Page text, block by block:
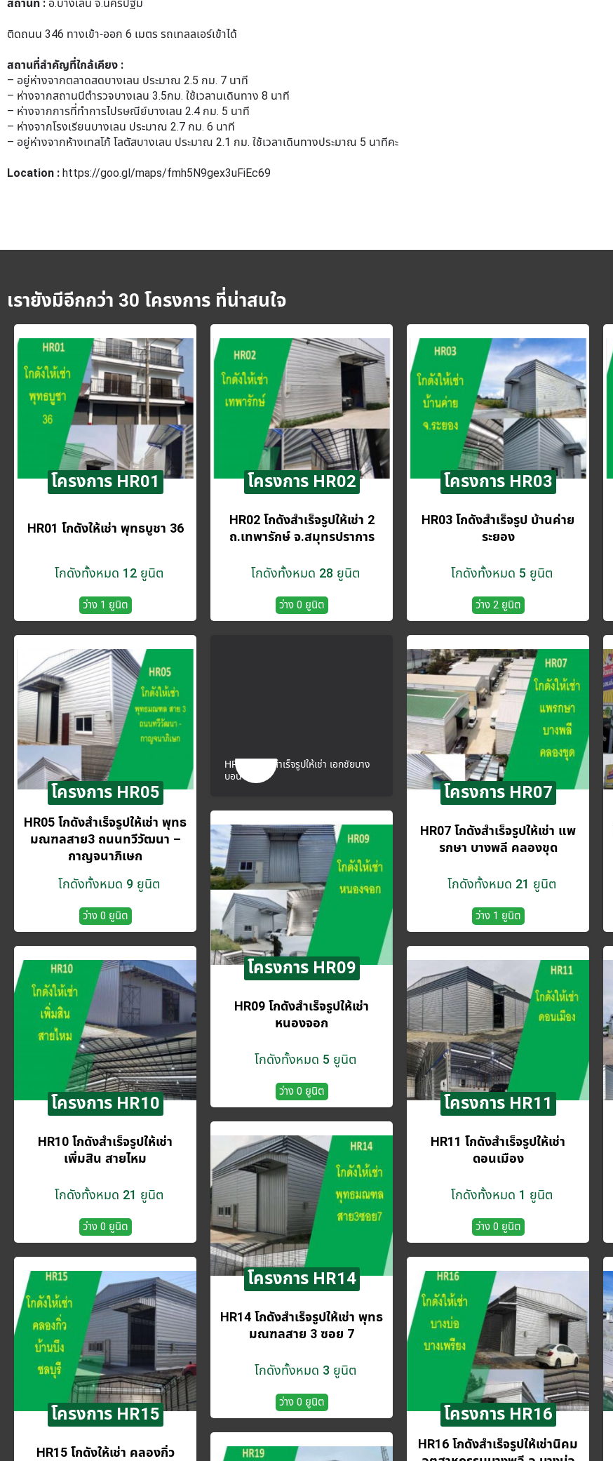
สถานที่ : อ.บางเลน จ.นครปฐม
ติดถนน 346 ทางเข้า-ออก 6 เมตร รถเทลลเอร์เข้าได้
สถานที่สำคัญที่ใกล้เคียง :
– อยู่ห่างจากตลาดสดบางเลน ประมาณ 2.5 กม. 7 นาที
– ห่างจากสถานนีตำรวจบางเลน 3.5กม. ใช้เวลานเดินทาง 8 นาที
– ห่างจากการที่ทำการไปรษณีย์บางเลน 2.4 กม. 5 นาที
– ห่างจากโรงเรียนบางเลน ประมาณ 2.7 กม. 6 นาที
– อยู่ห่างจากห้างเทสโก้ โลตัสบางเลน ประมาณ 2.1 กม. ใช้เวลาเดินทางประมาณ 5 นาทีคะ
Location :https://goo.gl/maps/fmh5N9gex3uFiEc69
เรายังมีอีกกว่า 30 โครงการ ที่น่าสนใจ
โครงการ HR01
HR01 โกดังให้เช่า พุทธบูชา 36
โกดังทั้งหมด 12 ยูนิต
ว่าง 1 ยูนิต
โครงการ HR02
HR02 โกดังสำเร็จรูปให้เช่า 2
ถ.เทพารักษ์ จ.สมุทรปราการ
โกดังทั้งหมด 28 ยูนิต
ว่าง 0 ยูนิต
โครงการ HR03
HR03 โกดังสำเร็จรูป บ้านค่าย
ระยอง
โกดังทั้งหมด 5 ยูนิต
ว่าง 2 ยูนิต
โครงการ HR05
HR05 โกดังสำเร็จรูปให้เช่า พุทธ
มณฑลสาย3 ถนนทวีวัฒนา –
กาญจนาภิเษก
โกดังทั้งหมด 9 ยูนิต
ว่าง 0 ยูนิต
HR06 โกดังสำเร็จรูปให้เช่า เอกชัยบาง
บอน
โครงการ HR07
HR07 โกดังสำเร็จรูปให้เช่า แพ
รกษา บางพลี​ คลองขุด
โกดังทั้งหมด 21 ยูนิต
ว่าง 1 ยูนิต
โครงการ HR09
HR09 โกดังสำเร็จรูปให้เช่า
หนองจอก
โกดังทั้งหมด 5 ยูนิต
ว่าง 0 ยูนิต
โครงการ HR10
HR10 โกดังสำเร็จรูปให้เช่า
เพิ่มสิน สายไหม
โกดังทั้งหมด 21 ยูนิต
ว่าง 0 ยูนิต
โครงการ HR11
HR11 โกดังสำเร็จรูปให้เช่า
ดอนเมือง
โกดังทั้งหมด 1 ยูนิต
ว่าง 0 ยูนิต
โครงการ HR14
HR14 โกดังสำเร็จรูปให้เช่า พุทธ
มณฑลสาย 3 ซอย 7
โกดังทั้งหมด 3 ยูนิต
ว่าง 0 ยูนิต
โครงการ HR15
HR15 โกดังให้เช่า คลองกิ่ว
โครงการ HR16
HR16 โกดังสำเร็จรูปให้เช่านิคม